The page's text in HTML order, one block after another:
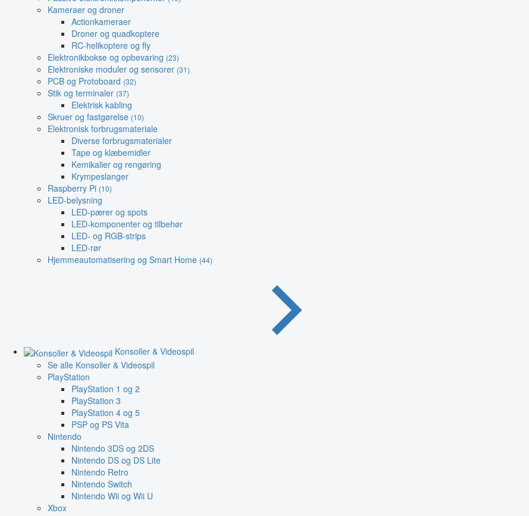
Kameraer og droner
Actionkameraer
Droner og quadkoptere
RC-helikoptere og fly
Elektronikbokse og opbevaring (23)
Elektroniske moduler og sensorer (31)
PCB og Protoboard (32)
Stik og terminaler (37)
Elektrisk kabling
Skruer og fastgørelse (10)
Elektronisk forbrugsmateriale
Diverse forbrugsmaterialer
Tape og klæbemidler
Kemikalier og rengøring
Krympeslanger
Raspberry Pi (10)
LED-belysning
LED-pærer og spots
LED-komponenter og tilbehør
LED- og RGB-strips
LED-rør
Hjemmeautomatisering og Smart Home (44)
Konsoller & Videospil
Se alle Konsoller & Videospil
PlayStation
PlayStation 1 og 2
PlayStation 3
PlayStation 4 og 5
PSP og PS Vita
Nintendo
Nintendo 3DS og 2DS
Nintendo DS og DS Lite
Nintendo Retro
Nintendo Switch
Nintendo Wii og Wii U
Xbox